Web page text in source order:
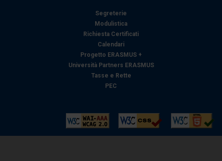
Segreterie
Modulistica
Richiesta Certificati
Calendari
Progetto ERASMUS +
Università Partners ERASMUS
Tasse e Rette
PEC